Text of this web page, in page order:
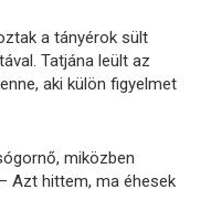
a tányérok sült
Tatjána leült az
aki külön figyelmet
miközben
Azt hittem, ma éhesek